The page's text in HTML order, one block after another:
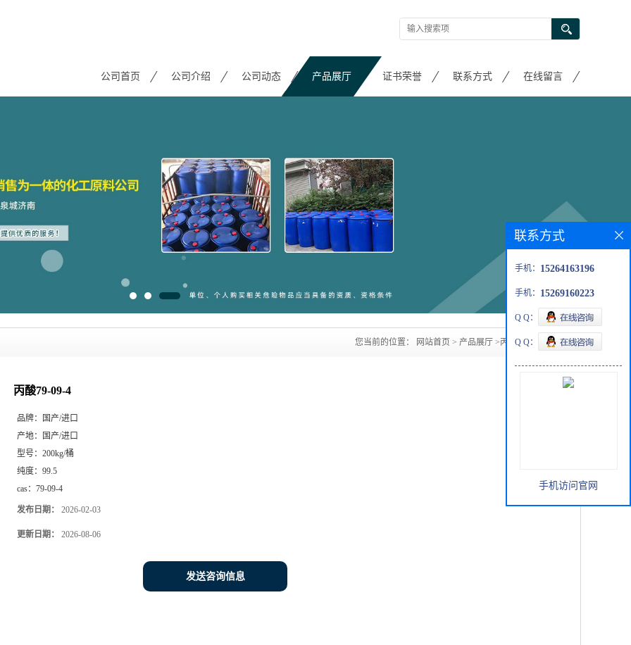
公司首页 公司介绍 公司动态 产品展厅 证书荣誉 联系方式 在线留言
您当前的位置： 网站首页 > 产品展厅 >丙酸79-09-4
丙酸79-09-4
品牌：
国产/进口
产地：
国产/进口
型号： 200kg/桶
纯度： 99.5
cas： 79-09-4
发布日期： 2026-02-03
更新日期： 2026-08-06
发送咨询信息
联系方式
手机： 15264163196
手机： 15269160223
Q Q：
Q Q：
手机访问官网